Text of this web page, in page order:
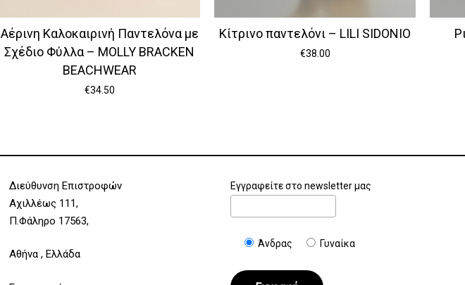
Αέρινη Καλοκαιρινή Παντελόνα με
Σχέδιο Φύλλα – MOLLY BRACKEN
BEACHWEAR
€34.50
Κίτρινο παντελόνι – LILI SIDONIO
€38.00
Διεύθυνση Επιστροφών
Αχιλλέως 111,
Π.Φάληρο 17563,
Αθήνα , Ελλάδα
Εγγραφείτε στο newsletter μας
Άνδρας Γυναίκα